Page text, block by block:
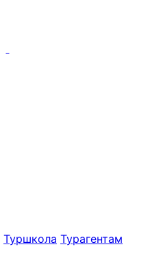
Туршкола Турагентам